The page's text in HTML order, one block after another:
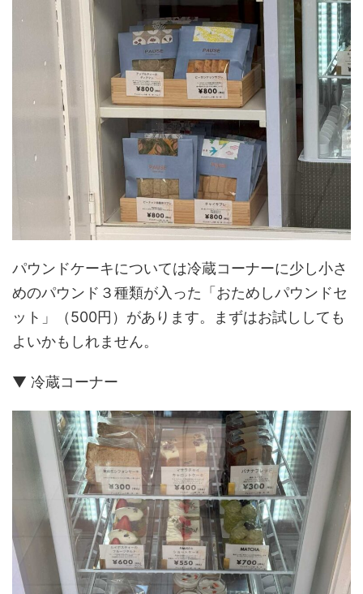
パウンドケーキについては冷蔵コーナーに少し小さ
めのパウンド３種類が入った「おためしパウンドセ
ット」（500円）があります。まずはお試ししても
よいかもしれません。
▼ 冷蔵コーナー